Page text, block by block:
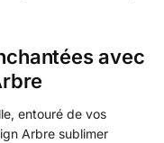
avec
entouré de vos
Arbre sublimer